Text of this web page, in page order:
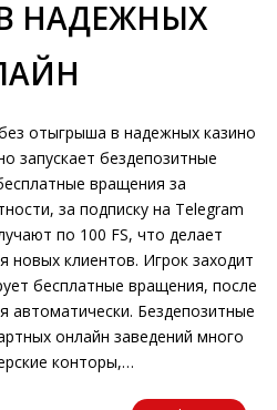
НАДЕЖНЫХ
отыгрыша в надежных казино
запускает бездепозитные
вращения за
за подписку на Telegram
по 100 FS, что делает
клиентов. Игрок заходит
бесплатные вращения, после
автоматически. Бездепозитные
онлайн заведений много
конторы,…